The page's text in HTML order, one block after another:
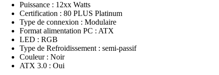
Puissance : 12xx Watts
Certification : 80 PLUS Platinum
Type de connexion : Modulaire
Format alimentation PC : ATX
LED : RGB
Type de Refroidissement : semi-passif
Couleur : Noir
ATX 3.0 : Oui